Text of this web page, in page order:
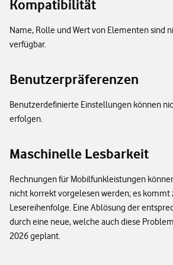
Kompatibilität
Name, Rolle und Wert von Elementen sind
verfügbar.
Benutzerpräferenzen
Benutzerdefinierte Einstellungen können
erfolgen.
Maschinelle Lesbarkeit
Rechnungen für Mobilfunkleistungen
nicht korrekt vorgelesen werden; es kommt
Lesereihenfolge. Eine Ablösung der
durch eine neue, welche auch diese
2026 geplant.